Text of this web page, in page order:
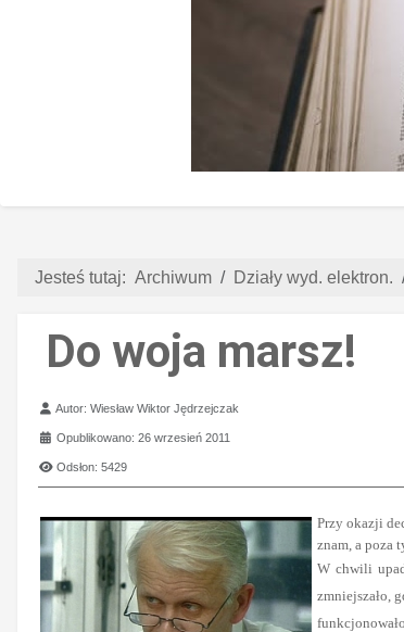
Jesteś tutaj: Archiwum Działy wyd. elektron.
Do woja marsz!
Szczegóły
Autor:Wiesław Wiktor Jędrzejczak
Opublikowano: 26 wrzesień 2011
Odsłon: 5429
Przy okazji
znam, a poza
W chwili
zmniejszało,